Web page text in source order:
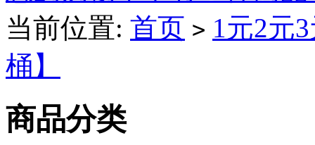
当前位置: 首页 > 1元2元
桶】
商品分类